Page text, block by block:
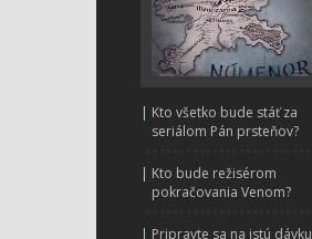
| Kto všetko bude stáť za
seriálom Pán prsteňov?
| Kto bude režisérom
pokračovania Venom?
| Pripravte sa na istú dávku